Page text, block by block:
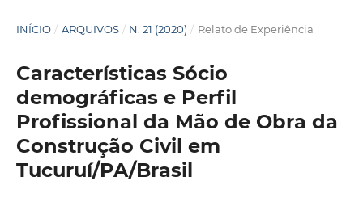
INÍCIO / ARQUIVOS / N. 21 (2020) / Relato de Experiência
Características Sócio
demográficas e Perfil
Profissional da Mão de Obra da
Construção Civil em
Tucuruí/PA/Brasil